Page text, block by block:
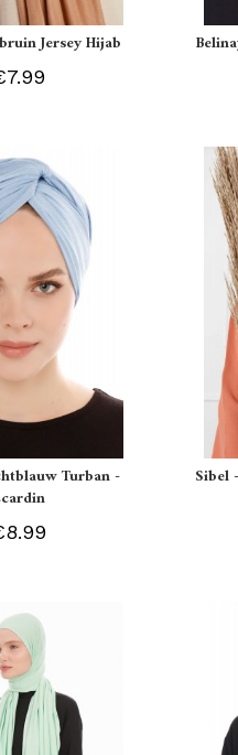
Jersey Hijab
Turban -
Sibel